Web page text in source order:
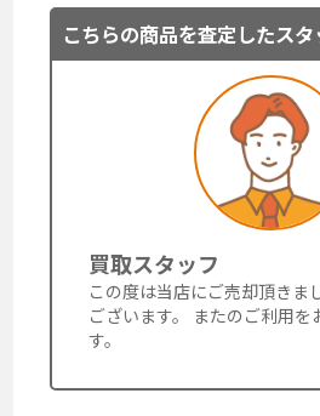
こちらの商品を査定したスタ
買取スタッフ
この度は当店にご売却頂きま
ございます。 またのご利用を
す。